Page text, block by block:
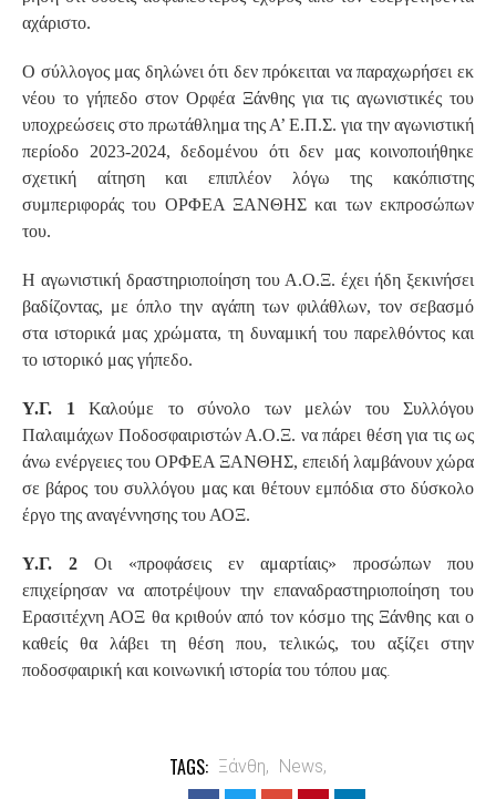
αχάριστο.
Ο σύλλογος μας δηλώνει ότι δεν πρόκειται να παραχωρήσει εκ
νέου το γήπεδο στον Ορφέα Ξάνθης για τις αγωνιστικές του
υποχρεώσεις στο πρωτάθλημα της Α’ Ε.Π.Σ. για την αγωνιστική
περίοδο 2023-2024, δεδομένου ότι δεν μας κοινοποιήθηκε
σχετική αίτηση και επιπλέον λόγω της κακόπιστης
συμπεριφοράς του ΟΡΦΕΑ ΞΑΝΘΗΣ και των εκπροσώπων
του.
Η αγωνιστική δραστηριοποίηση του Α.Ο.Ξ. έχει ήδη ξεκινήσει
βαδίζοντας, με όπλο την αγάπη των φιλάθλων, τον σεβασμό
στα ιστορικά μας χρώματα, τη δυναμική του παρελθόντος και
το ιστορικό μας γήπεδο.
Υ.Γ. 1 Καλούμε το σύνολο των μελών του Συλλόγου
Παλαιμάχων Ποδοσφαιριστών Α.Ο.Ξ. να πάρει θέση για τις ως
άνω ενέργειες του ΟΡΦΕΑ ΞΑΝΘΗΣ, επειδή λαμβάνουν χώρα
σε βάρος του συλλόγου μας και θέτουν εμπόδια στο δύσκολο
έργο της αναγέννησης του ΑΟΞ.
Υ.Γ. 2 Οι «προφάσεις εν αμαρτίαις» προσώπων που
επιχείρησαν να αποτρέψουν την επαναδραστηριοποίηση του
Ερασιτέχνη ΑΟΞ θα κριθούν από τον κόσμο της Ξάνθης και ο
καθείς θα λάβει τη θέση που, τελικώς, του αξίζει στην
ποδοσφαιρική και κοινωνική ιστορία του τόπου μας
TAGS: Ξάνθη, News,